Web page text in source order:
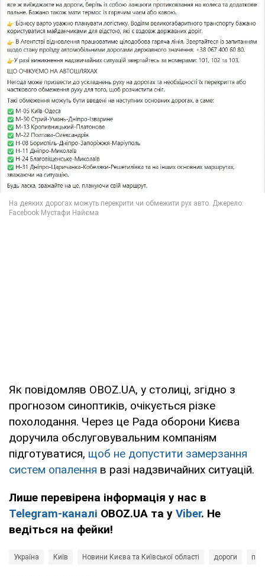
Як повідомляв OBOZ.UA, у столиці, згідно з
прогнозом синоптиків, очікується різке
похолодання. Через це Рада оборони Києва
доручила обслуговувальним компаніям
підготуватися, щоб не допустити замерзання
систем опалення в разі надзвичайних ситуацій.
Лише перевірена інформація у нас в
Telegram-каналі OBOZ.UA та у Viber. Не
ведіться на фейки!
Україна Київ Новини Києва та Київської області дороги